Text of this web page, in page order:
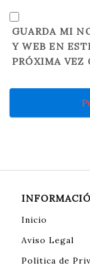
GUARDA MI
Y WEB EN
PRÓXIMA VEZ
Inicio
Aviso Legal
Política de